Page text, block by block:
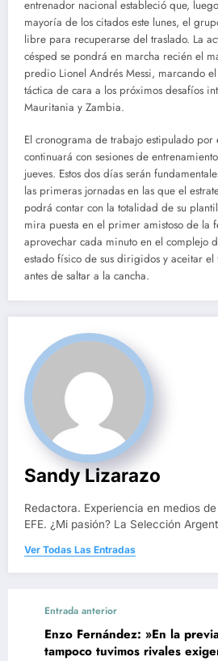
entrenador nacional estableció que,
mayoría de los citados este lunes, el
libre para recuperarse del traslado. La
césped se pondrá en marcha recién el
predio Lionel Andrés Messi, marcando
táctica de cara a los próximos desafíos
Mauritania y Zambia.
El cronograma de trabajo estipulado por
continuará con sesiones de
jueves. Estos dos días serán
las primeras jornadas en las que el
podrá contar con la totalidad de su
mira puesta en el primer amistoso de la
aprovechar cada minuto en el complejo
estado físico de sus dirigidos y aceitar el
antes de saltar a la cancha.
Sandy Lizarazo
Redactora. Experiencia en medios
EFE. ¿Mi pasión? La Selección
Ver Todas Las Entradas
Entrada anterior
Enzo Fernández: »En la
tampoco tuvimos rivales